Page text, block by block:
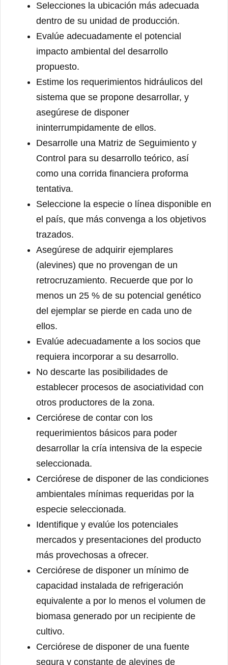
Selecciones la ubicación más adecuada
dentro de su unidad de producción.
Evalúe adecuadamente el potencial
impacto ambiental del desarrollo
propuesto.
Estime los requerimientos hidráulicos del
sistema que se propone desarrollar, y
asegúrese de disponer
ininterrumpidamente de ellos.
Desarrolle una Matriz de Seguimiento y
Control para su desarrollo teórico, así
como una corrida financiera proforma
tentativa.
Seleccione la especie o línea disponible en
el país, que más convenga a los objetivos
trazados.
Asegúrese de adquirir ejemplares
(alevines) que no provengan de un
retrocruzamiento. Recuerde que por lo
menos un 25 % de su potencial genético
del ejemplar se pierde en cada uno de
ellos.
Evalúe adecuadamente a los socios que
requiera incorporar a su desarrollo.
No descarte las posibilidades de
establecer procesos de asociatividad con
otros productores de la zona.
Cerciórese de contar con los
requerimientos básicos para poder
desarrollar la cría intensiva de la especie
seleccionada.
Cerciórese de disponer de las condiciones
ambientales mínimas requeridas por la
especie seleccionada.
Identifique y evalúe los potenciales
mercados y presentaciones del producto
más provechosas a ofrecer.
Cerciórese de disponer un mínimo de
capacidad instalada de refrigeración
equivalente a por lo menos el volumen de
biomasa generado por un recipiente de
cultivo.
Cerciórese de disponer de una fuente
segura y constante de alevines de